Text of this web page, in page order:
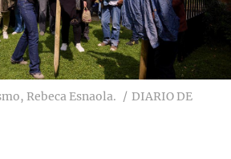
Rebeca Esnaola.
DIARIO DE